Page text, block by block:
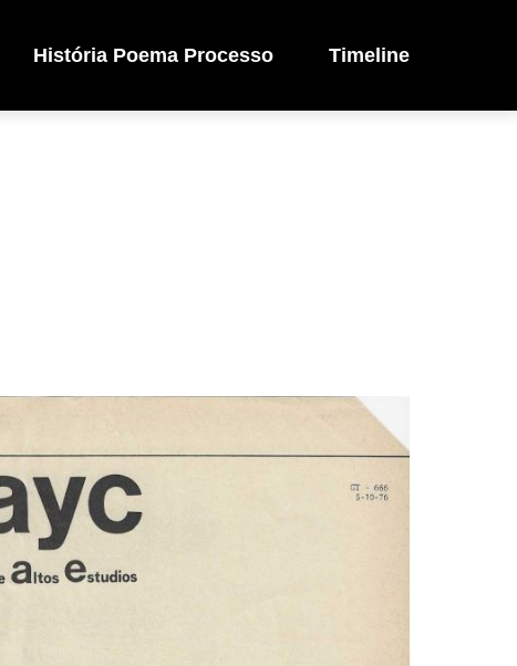
História Poema Processo Timeline